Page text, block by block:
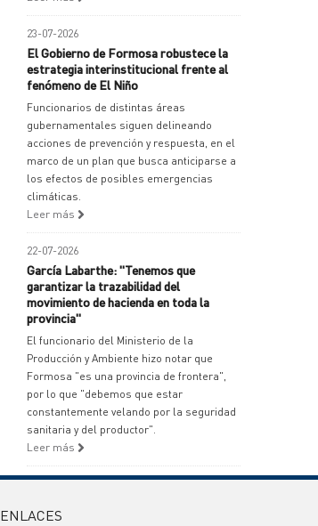
23-07-2026
El Gobierno de Formosa robustece la
estrategia interinstitucional frente al
fenómeno de El Niño
Funcionarios de distintas áreas
gubernamentales siguen delineando
acciones de prevención y respuesta, en el
marco de un plan que busca anticiparse a
los efectos de posibles emergencias
climáticas.
Leer más
22-07-2026
García Labarthe: "Tenemos que
garantizar la trazabilidad del
movimiento de hacienda en toda la
provincia"
El funcionario del Ministerio de la
Producción y Ambiente hizo notar que
Formosa "es una provincia de frontera",
por lo que "debemos que estar
constantemente velando por la seguridad
sanitaria y del productor".
Leer más
ENLACES